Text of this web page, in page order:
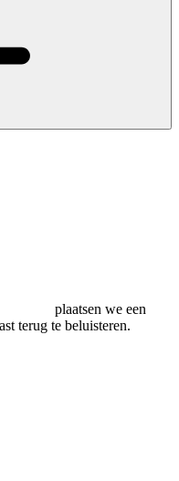
plaatsen we een
terug te beluisteren.